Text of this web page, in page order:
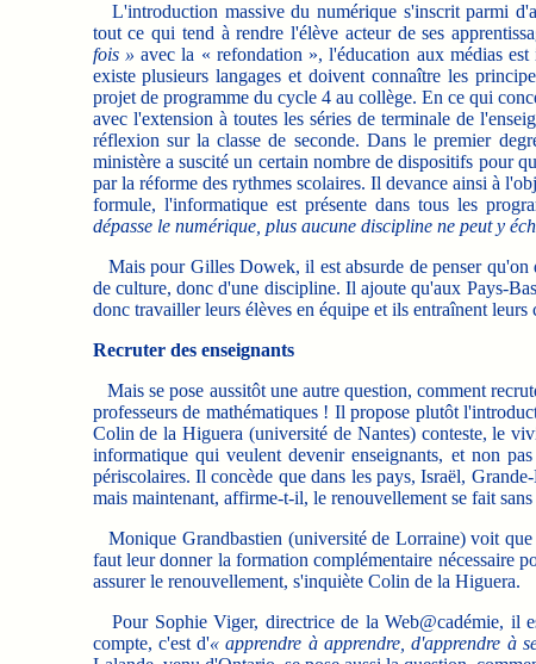
L'introduction massive du numérique s'inscrit parmi
tout ce qui tend à rendre l'élève acteur de ses
fois » avec la « refondation », l'éducation aux médias
existe plusieurs langages et doivent connaître les
projet de programme du cycle 4 au collège. En ce qui
avec l'extension à toutes les séries de terminale de
réflexion sur la classe de seconde. Dans le premier
ministère a suscité un certain nombre de dispositifs pour
par la réforme des rythmes scolaires. Il devance ainsi à
formule, l'informatique est présente dans tous les
dépasse le numérique, plus aucune discipline ne peut y
Mais pour Gilles Dowek, il est absurde de penser
de culture, donc d'une discipline. Il ajoute qu'aux Pays-
donc travailler leurs élèves en équipe et ils entraînent
Recruter des enseignants
Mais se pose aussitôt une autre question, comment
professeurs de mathématiques ! Il propose plutôt
Colin de la Higuera (université de Nantes) conteste, le
informatique qui veulent devenir enseignants, et non
périscolaires. Il concède que dans les pays, Israël,
mais maintenant, affirme-t-il, le renouvellement se fait
Monique Grandbastien (université de Lorraine) voit que
faut leur donner la formation complémentaire nécessaire
assurer le renouvellement, s'inquiète Colin de la Higuera.
Pour Sophie Viger, directrice de la Web@cadémie, il
compte, c'est d'« apprendre à apprendre, d'apprendre à